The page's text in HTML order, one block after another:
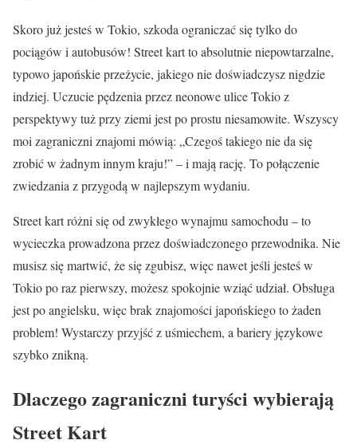
Skoro już jesteś w Tokio, szkoda ograniczać się tylko do
pociągów i autobusów! Street kart to absolutnie niepowtarzalne,
typowo japońskie przeżycie, jakiego nie doświadczysz nigdzie
indziej. Uczucie pędzenia przez neonowe ulice Tokio z
perspektywy tuż przy ziemi jest po prostu niesamowite. Wszyscy
moi zagraniczni znajomi mówią: „Czegoś takiego nie da się
zrobić w żadnym innym kraju!” – i mają rację. To połączenie
zwiedzania z przygodą w najlepszym wydaniu.
Street kart różni się od zwykłego wynajmu samochodu – to
wycieczka prowadzona przez doświadczonego przewodnika. Nie
musisz się martwić, że się zgubisz, więc nawet jeśli jesteś w
Tokio po raz pierwszy, możesz spokojnie wziąć udział. Obsługa
jest po angielsku, więc brak znajomości japońskiego to żaden
problem! Wystarczy przyjść z uśmiechem, a bariery językowe
szybko znikną.
Dlaczego zagraniczni turyści wybierają
Street Kart